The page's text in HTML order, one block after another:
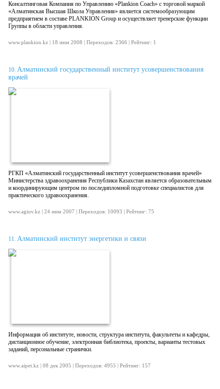
Консалтинговая Компания по Управлению «Plankion Coach» с торговой маркой
«Алматинская Высшая Школа Управления» является системообразующим
предприятием в составе PLANKION Group и осуществляет тренерские функции
Группы в области управления.
www.plankion.kz | 18 июн 2008 | Переходов: 2366 | Рейтинг: 1
10. Алматинский государственный институт усовершенствования
врачей
РГКП «Алматинский государственный институт усовершенствования врачей»
Министерства здравоохранения Республики Казахстан является образовательным
и координирующим центром по последипломной подготовке специалистов для
практического здравоохранения.
www.agiuv.kz | 24 июн 2007 | Переходов: 10093 | Рейтинг: 75
11. Алматинский институт энергетики и связи
Информация об институте, новости, структура института, факультеты и кафедры,
дистанционное обучение, электронная библиотека, проекты, варианты тестовых
заданий, персональные странички.
www.aipet.kz | 08 дек 2005 | Переходов: 4955 | Рейтинг: 157